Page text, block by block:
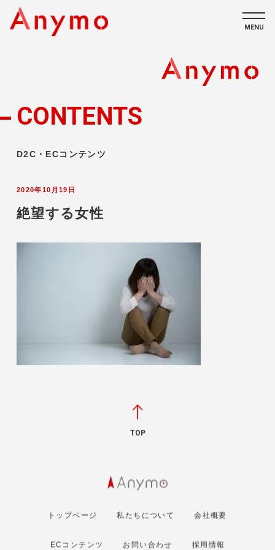
私たちについて
MENU
CONTENTS
D2C・ECコンテンツ
2020年10月19日
絶望する女性
TOP
トップページ 私たちについて 会社概要
ECコンテンツ お問い合わせ 採用情報